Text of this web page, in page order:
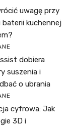
uwagę przy
kuchennej
dobiera
suszenia i
o ubrania
cyfrowa: Jak
3D i